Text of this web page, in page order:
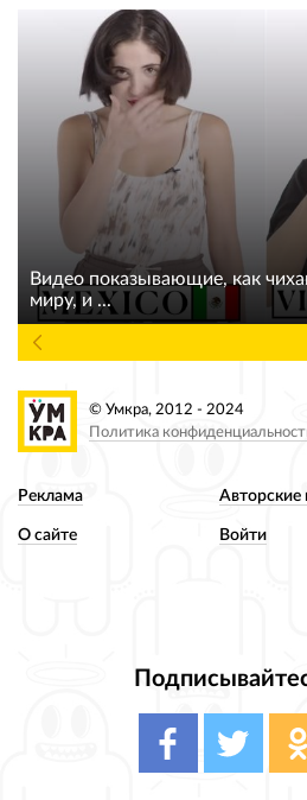
Видео показывающие, как
миру, и ...
Реклама Авторские
О сайте Войти
© Умкра, 2012 - 2024
Политика